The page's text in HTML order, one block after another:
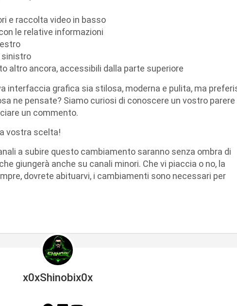
e raccolta video in basso
le relative informazioni
sinistro
altro ancora, accessibili dalla parte superiore
interfaccia grafica sia stilosa, moderna e pulita, ma
ne pensate? Siamo curiosi di conoscere un vostro parere
un commento.
vostra scelta!
a subire questo cambiamento saranno senza ombra di
giungerà anche su canali minori. Che vi piaccia o no, la
dovrete abituarvi, i cambiamenti sono necessari per
x0xShinobix0x